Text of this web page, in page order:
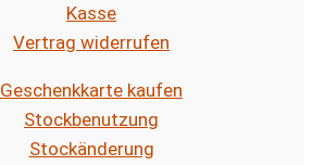
Kasse
Vertrag widerrufen
Geschenkkarte kaufen
Stockbenutzung
Stockänderung